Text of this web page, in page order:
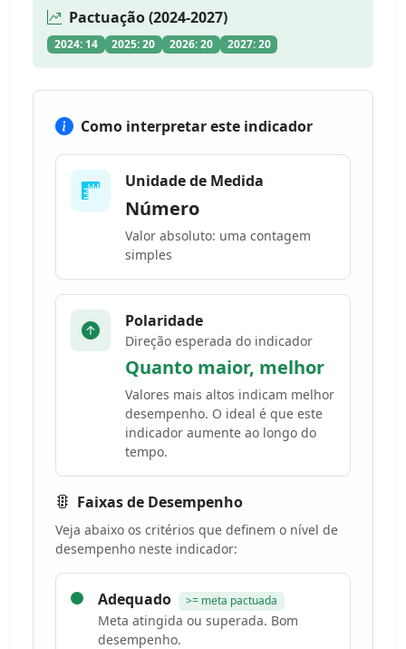
Pactuação (2024-2027)
2024: 14 2025: 20 2026: 20 2027: 20
Como interpretar este indicador
Unidade de Medida
Número
Valor absoluto: uma contagem
simples
Polaridade
Direção esperada do indicador
Quanto maior, melhor
Valores mais altos indicam melhor
desempenho. O ideal é que este
indicador aumente ao longo do
tempo.
Faixas de Desempenho
Veja abaixo os critérios que definem o nível de
desempenho neste indicador:
Adequado >= meta pactuada
Meta atingida ou superada. Bom
desempenho.